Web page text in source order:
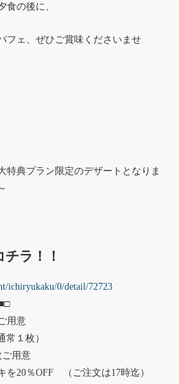
食の後に、
フェ、ぜひご賞味くださいませ
特典プラン限定のデザートとなりま
ラ！！
ichiryukaku/0/detail/72723
用意
１枚）
用意
20％OFF （ご注文は17時迄）